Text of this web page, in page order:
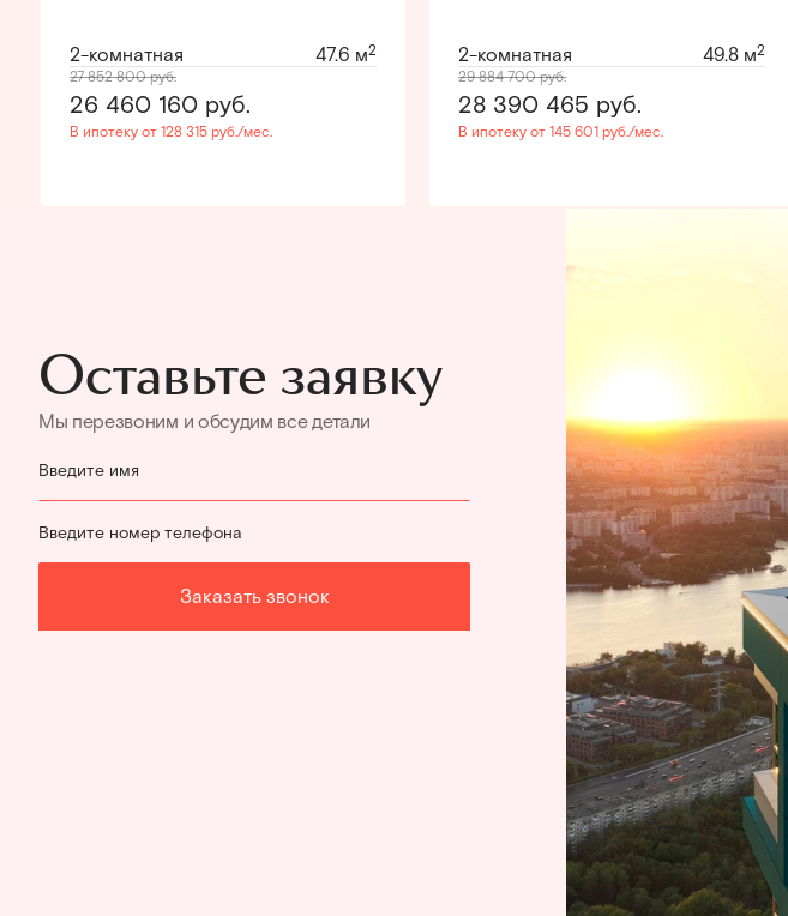
2-комнатная 47.6 м2
27 852 800руб.
26 460 160 руб.
В ипотеку от 128 315 руб./мес.
2-комнатная 49.8 м2
29 884 700руб.
28 390 465 руб.
В ипотеку от 145 601 руб./мес.
Оставьте заявку
Мы перезвоним и обсудим все детали
Введите имя
Введите номер телефона
Заказать звонок